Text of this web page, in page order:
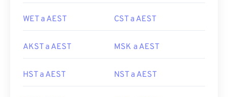
WET a AEST CST a AEST
AKST a AEST MSK a AEST
HST a AEST NST a AEST